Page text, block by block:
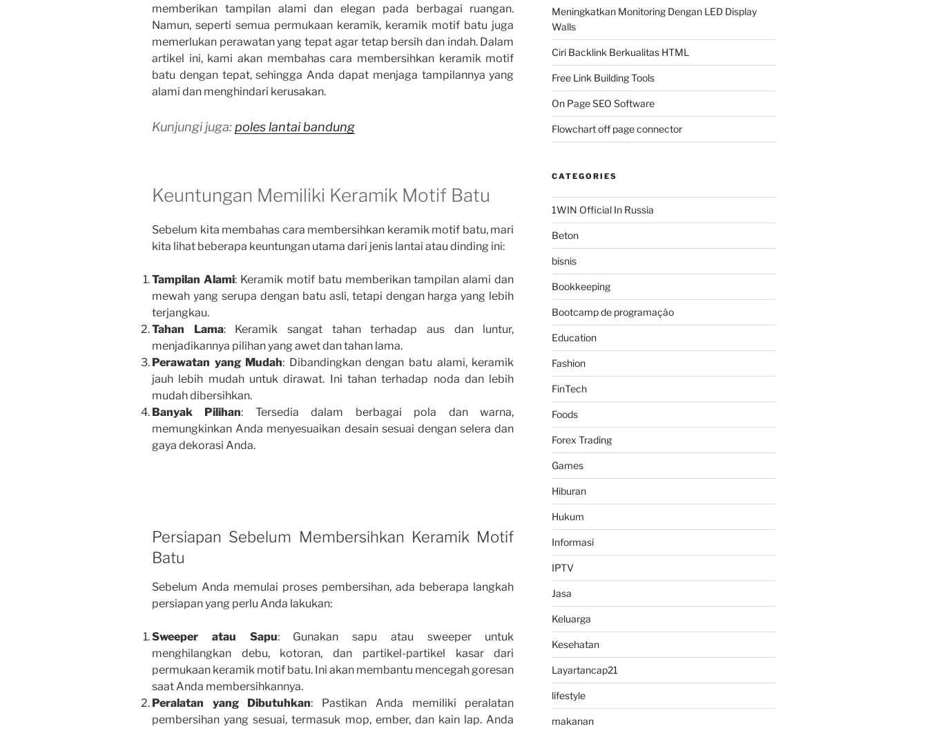
memberikan tampilan alami dan elegan pada berbagai ruangan.
Namun, seperti semua permukaan keramik, keramik motif batu juga
memerlukan perawatan yang tepat agar tetap bersih dan indah. Dalam
artikel ini, kami akan membahas cara membersihkan keramik motif
batu dengan tepat, sehingga Anda dapat menjaga tampilannya yang
alami dan menghindari kerusakan.
Kunjungi juga:poles lantai bandung
Keuntungan Memiliki Keramik Motif Batu
Sebelum kita membahas cara membersihkan keramik motif batu, mari
kita lihat beberapa keuntungan utama dari jenis lantai atau dinding ini:
Tampilan Alami: Keramik motif batu memberikan tampilan alami dan
mewah yang serupa dengan batu asli, tetapi dengan harga yang lebih
terjangkau.
Tahan Lama: Keramik sangat tahan terhadap aus dan luntur,
menjadikannya pilihan yang awet dan tahan lama.
Perawatan yang Mudah: Dibandingkan dengan batu alami, keramik
jauh lebih mudah untuk dirawat. Ini tahan terhadap noda dan lebih
mudah dibersihkan.
Banyak Pilihan: Tersedia dalam berbagai pola dan warna,
memungkinkan Anda menyesuaikan desain sesuai dengan selera dan
gaya dekorasi Anda.
Persiapan Sebelum Membersihkan Keramik Motif
Batu
Sebelum Anda memulai proses pembersihan, ada beberapa langkah
persiapan yang perlu Anda lakukan:
Sweeper atau Sapu: Gunakan sapu atau sweeper untuk
menghilangkan debu, kotoran, dan partikel-partikel kasar dari
permukaan keramik motif batu. Ini akan membantu mencegah goresan
saat Anda membersihkannya.
Peralatan yang Dibutuhkan: Pastikan Anda memiliki peralatan
pembersihan yang sesuai, termasuk mop, ember, dan kain lap. Anda
Meningkatkan Monitoring Dengan LED Display
Walls
Ciri Backlink Berkualitas HTML
Free Link Building Tools
On Page SEO Software
Flowchart off page connector
CATEGORIES
1WIN Official In Russia
Beton
bisnis
Bookkeeping
Bootcamp de programação
Education
Fashion
FinTech
Foods
Forex Trading
Games
Hiburan
Hukum
Informasi
IPTV
Jasa
Keluarga
Kesehatan
Layartancap21
lifestyle
makanan